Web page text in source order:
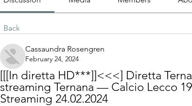
Back
Cassaundra Rosengren
February 24, 2024
[[[In diretta HD***]]<<<] Diretta
streaming Ternana — Calcio Lecco
Streaming 24.02.2024